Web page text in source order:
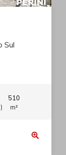
Sul
510
m²